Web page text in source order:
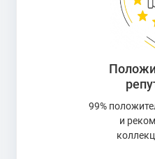
99%
и